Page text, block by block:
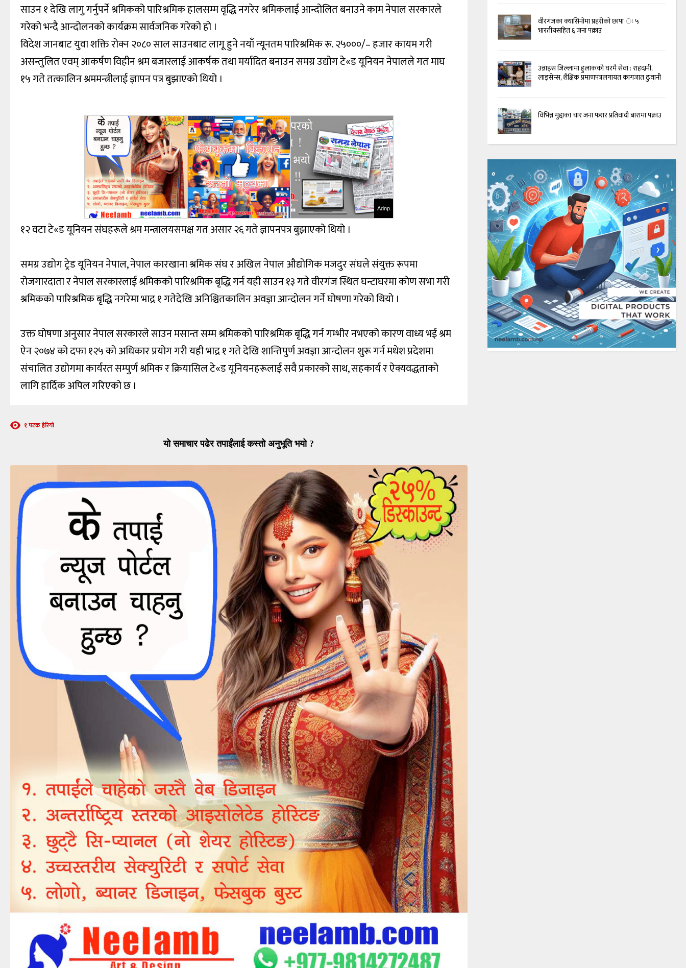
साउन १ देखि लागु गर्नुपर्ने श्रमिकको पारिश्रमिक हालसम्म वृद्धि नगरेर श्रमिकलाई आन्दोलित बनाउने काम नेपाल सरकारले
गरेको भन्दै आन्दोलनको कार्यक्रम सार्वजनिक गरेको हो ।
विदेश जानबाट युवा शक्ति रोक्न २०८० साल साउनबाट लागू हुने नयाँ न्यूनतम पारिश्रमिक रू. २५०००/– हजार कायम गरी
असन्तुलित एवम् आकर्षण विहीन श्रम बजारलाई आकर्षक तथा मर्यादित बनाउन समग्र उद्योग टे«ड यूनियन नेपालले गत माघ
१५ गते तत्कालिन श्रममन्त्रीलाई ज्ञापन पत्र बुझाएको थियो ।
Adnp
१२ वटा टे«ड यूनियन संघहरूले श्रम मन्त्रालयसमक्ष गत असार २६ गते ज्ञापनपत्र बुझाएको थियो ।
समग्र उद्योग ट्रेड यूनियन नेपाल, नेपाल कारखाना श्रमिक संघ र अखिल नेपाल औद्योगिक मजदुर संघले संयुक्त रूपमा
रोजगारदाता र नेपाल सरकारलाई श्रमिकको पारिश्रमिक बृद्धि गर्न यही साउन १३ गते वीरगंज स्थित घन्टाघरमा कोण सभा गरी
श्रमिकको पारिश्रमिक बृद्धि नगरेमा भाद्र १ गतेदेखि अनिश्चितकालिन अवज्ञा आन्दोलन गर्ने घोषणा गरेको थियो ।
उक्त घोषणा अनुसार नेपाल सरकारले साउन मसान्त सम्म श्रमिकको पारिश्रमिक बृद्धि गर्न गम्भीर नभएको कारण वाध्य भई श्रम
ऐन २०७४ को दफा १२५ को अधिकार प्रयोग गरी यही भाद्र १ गते देखि शान्तिपुर्ण अवज्ञा आन्दोलन शुरू गर्न मधेश प्रदेशमा
संचालित उद्योगमा कार्यरत सम्पुर्ण श्रमिक र क्रियासिल टे«ड यूनियनहरूलाई सवै प्रकारको साथ, सहकार्य र ऐक्यवद्धताको
लागि हार्दिक अपिल गरिएको छ ।
१ पटक हेरियो
यो समाचार पढेर तपाईंलाई कस्तो अनुभूति भयो ?
वीरगंजका क्यासिनोमा प्रहरीको छापा ः ५
भारतीयसहित ६ जना पक्राउ
उन्नाइस जिल्लामा हुलाकको घरमै सेवा : राहदानी,
लाइसेन्स, शैक्षिक प्रमाणपत्रलगायत कागजात ढुवानी
विभिन्न मुद्दाका चार जना फरार प्रतिवादी बारामा पक्राउ